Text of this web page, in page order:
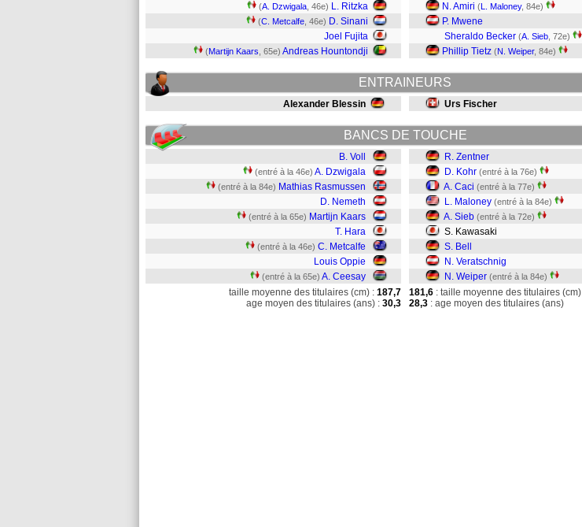
(A. Dzwigala , 46e) L. Ritzka
(C. Metcalfe , 46e) D. Sinani
Joel Fujita
(Martijn Kaars , 65e) Andreas Hountondji
N. Amiri (L. Maloney, 84e)
P. Mwene
Sheraldo Becker (A. Sieb , 72e)
Phillip Tietz (N. Weiper, 84e)
ENTRAINEURS
Alexander Blessin Urs Fischer
BANCS DE TOUCHE
B. Voll
(entré à la 46e) A. Dzwigala
(entré à la 84e) Mathias Rasmussen
D. Nemeth
(entré à la 65e) Martijn Kaars
T. Hara
(entré à la 46e) C. Metcalfe
Louis Oppie
(entré à la 65e) A. Ceesay
R. Zentner
D. Kohr (entré à la 76e)
A. Caci (entré à la 77e)
L. Maloney (entré à la 84e)
A. Sieb (entré à la 72e)
S. Kawasaki
S. Bell
N. Veratschnig
N. Weiper (entré à la 84e)
taille moyenne des titulaires (cm) : 187,7
age moyen des titulaires (ans) : 30,3
181,6 : taille moyenne des titulaires (cm)
28,3 : age moyen des titulaires (ans)